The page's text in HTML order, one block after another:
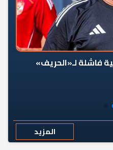
فاشلة لـ«الحريف»
المزيد